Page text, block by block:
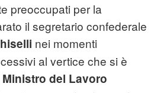
preoccupati per la
il segretario confederale
nei momenti
al vertice che si è
Ministro del Lavoro